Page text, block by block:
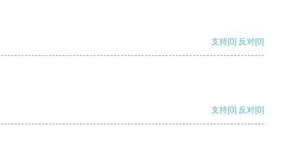
支持[0] 反对[0]
支持[0] 反对[0]